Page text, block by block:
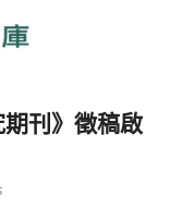
期刊》徵稿啟